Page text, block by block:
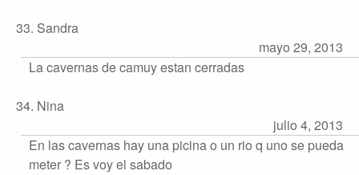
33. Sandra
mayo 29, 2013
La cavernas de camuy estan cerradas
34. Nina
julio 4, 2013
En las cavernas hay una picina o un rio q uno se pueda
meter ? Es voy el sabado